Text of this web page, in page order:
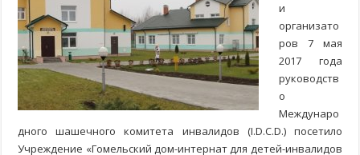
и
организато
ров 7 мая
2017 года
руководств
о
Междунаро
дного шашечного комитета инвалидов (I.D.C.D.) посетило
Учреждение «Гомельский дом-интернат для детей-инвалидов